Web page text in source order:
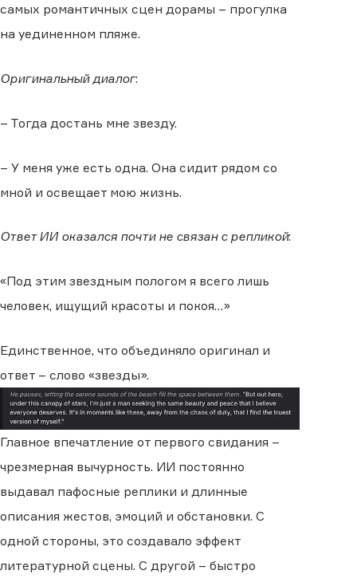
самых романтичных сцен дорамы – прогулка
на уединенном пляже.
Оригинальный диалог:
– Тогда достань мне звезду.
– У меня уже есть одна. Она сидит рядом со
мной и освещает мою жизнь.
Ответ ИИ оказался почти не связан с репликой:
«Под этим звездным пологом я всего лишь
человек, ищущий красоты и покоя…»
Единственное, что объединяло оригинал и
ответ – слово «звезды».
Главное впечатление от первого свидания –
чрезмерная вычурность. ИИ постоянно
выдавал пафосные реплики и длинные
описания жестов, эмоций и обстановки. С
одной стороны, это создавало эффект
литературной сцены. С другой – быстро